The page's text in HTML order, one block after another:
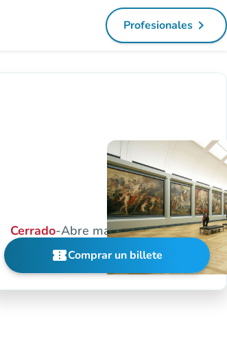
Profesionales navigate_next
(nueva
Cerrado-Abre mañana a las 10:00
confirmation_numberComprar un billete
(nueva pestaña)